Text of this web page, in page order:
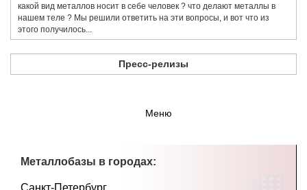
какой вид металлов носит в себе человек ? что делают металлы в
нашем теле ? Мы решили ответить на эти вопросы, и вот что из
этого получилось...
Пресс-релизы
Меню
Металлобазы в городах:
Санкт-Петербург